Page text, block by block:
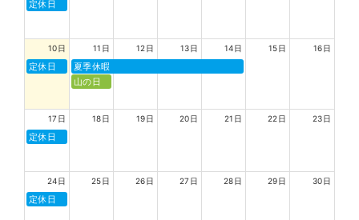
定休日
10日
定休日
11日
夏季休暇
山の日
12日 13日 14日 15日 16日
17日
定休日
18日 19日 20日 21日 22日 23日
24日
定休日
25日 26日 27日 28日 29日 30日